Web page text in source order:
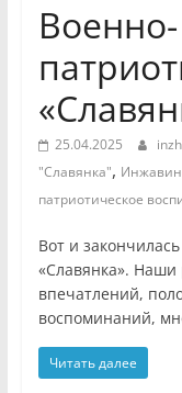
Военно-
25.04.2025
"Славянка",
патриотическое
Вот и
«Славянка». Наши
впечатлений,
воспоминаний,
Читать далее